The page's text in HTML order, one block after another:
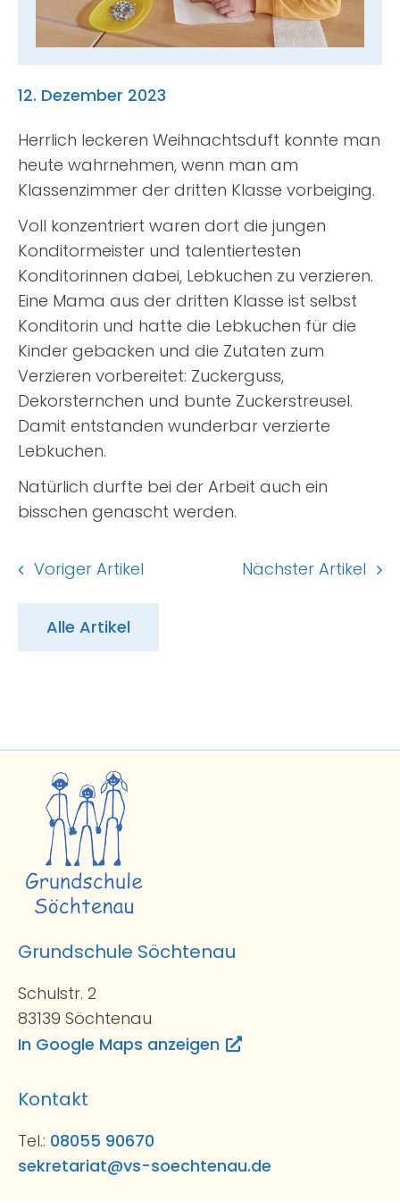
Suche
12. Dezember 2023
Herrlich leckeren Weihnachtsduft konnte man
heute wahrnehmen, wenn man am
Klassenzimmer der dritten Klasse vorbeiging.
Voll konzentriert waren dort die jungen
Konditormeister und talentiertesten
Konditorinnen dabei, Lebkuchen zu verzieren.
Eine Mama aus der dritten Klasse ist selbst
Konditorin und hatte die Lebkuchen für die
Kinder gebacken und die Zutaten zum
Verzieren vorbereitet: Zuckerguss,
Dekorsternchen und bunte Zuckerstreusel.
Damit entstanden wunderbar verzierte
Lebkuchen.
Natürlich durfte bei der Arbeit auch ein
bisschen genascht werden.
Voriger Artikel Nächster Artikel
Alle Artikel
Grundschule Söchtenau
Schulstr. 2
83139 Söchtenau
In Google Maps anzeigen
Kontakt
Tel.: 08055 90670
sekretariat@vs-soechtenau.de